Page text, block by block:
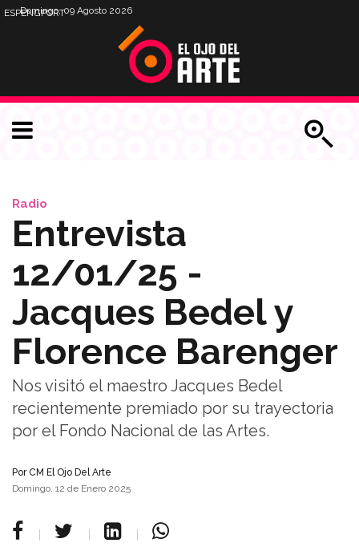
Domingo, 09 Agosto 2026
ESPENGPORT
Radio
Entrevista
12/01/25 -
Jacques Bedel y
Florence Barenger
Nos visitó el maestro Jacques Bedel
recientemente premiado por su trayectoria
por el Fondo Nacional de las Artes.
PorCM El Ojo Del Arte
Domingo, 12 de Enero 2025